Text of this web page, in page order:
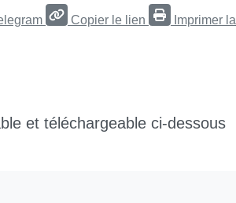
Copier le lien
Imprimer la
et téléchargeable ci-dessous